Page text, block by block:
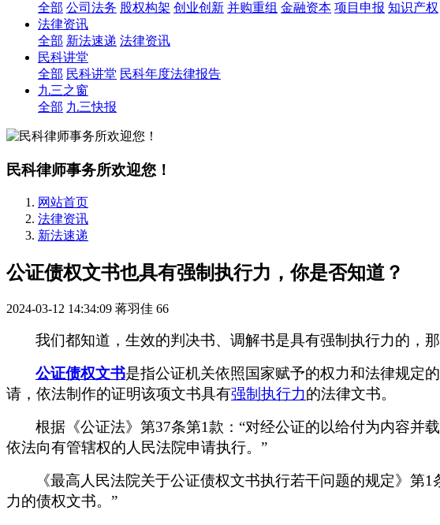
全部 公司法务 股权构架 创业创新 并购重组 金融资本 项目申报 知识产权
法律资讯
全部 新法速递 法律资讯
民科讲堂
全部 民科讲堂 民科年度法律报告
九三之窗
全部 九三快报
民科律师事务所欢迎您！
网站首页
法律资讯
新法速递
公证债权文书也具有强制执行力，你是否知道？
2024-03-12 14:34:09 蒋羽佳 66
我们都知道，生效的判决书、调解书是具有强制执行力的，
公证债权文书是指公证机关依照国家赋予的权力和法律规定
请，依法制作的证明该项文书具有强制执行力的法律文书。
根据 《公证法》第37条第1款： “对经公证的以给付为内容并
依法向有管辖权的人民法院申请执行。 ”
《最高人民法院关于公证债权文书执行若干问题的规定》第1
力的债权文书。 ”